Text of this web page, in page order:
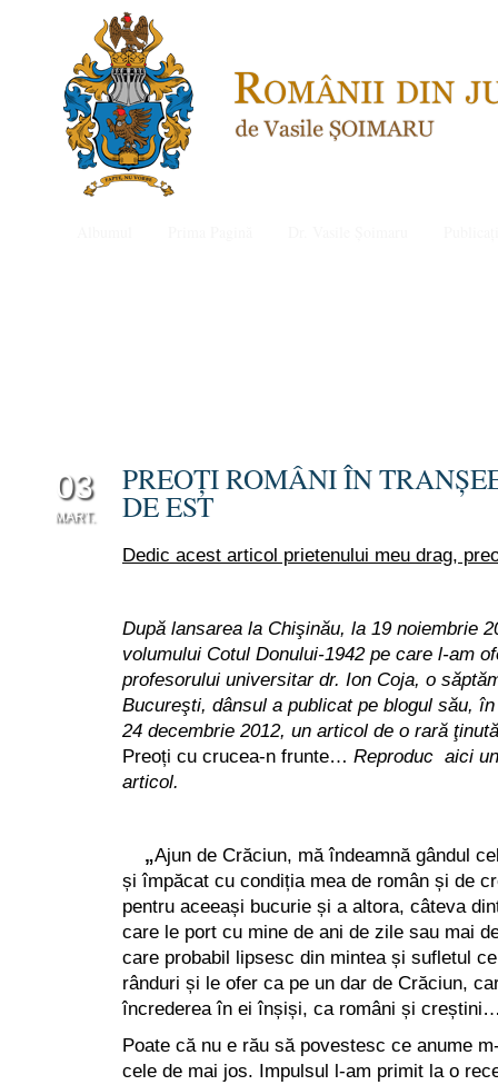
03
MART.
PREOŢI ROMÂNI ÎN
DE EST
Dedic acest articol prietenului meu drag,
După lansarea la Chişinău, la 19 noiembrie
volumului Cotul Donului-1942 pe care l-am
profesorului universitar dr. Ion Coja, o
Bucureşti, dânsul a publicat pe blogul său,
24 decembrie 2012, un articol de o rară
Preoți cu crucea-n frunte… Reproduc aici
articol.
„Ajun de Crăciun, mă îndeamnă gândul
și împăcat cu condiția mea de român și de
pentru aceeași bucurie și a altora, câteva
care le port cu mine de ani de zile sau mai
care probabil lipsesc din mintea și sufletul
rânduri și le ofer ca pe un dar de Crăciun,
încrederea în ei înșiși, ca români și
Poate că nu e rău să povestesc ce anume
cele de mai jos. Impulsul l-am primit la o